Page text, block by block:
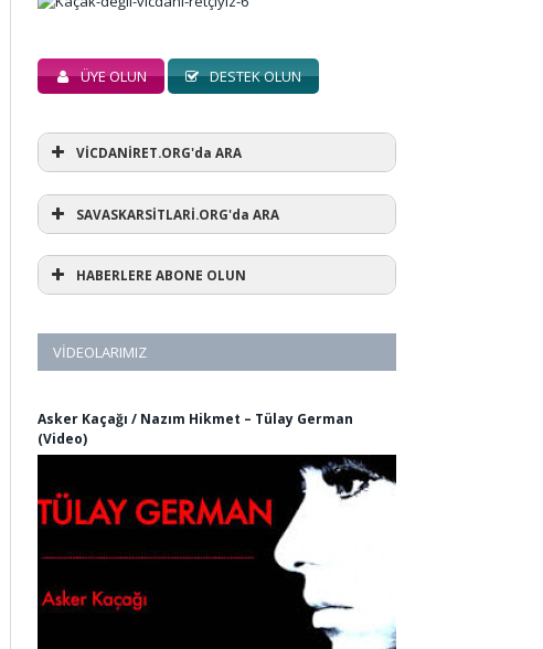
ÜYE OLUN DESTEK OLUN
VİCDANİRET.ORG'da ARA
SAVASKARSİTLARİ.ORG'da ARA
HABERLERE ABONE OLUN
VIDEOLARIMIZ
Asker Kaçağı / Nazım Hikmet – Tülay German
(Video)